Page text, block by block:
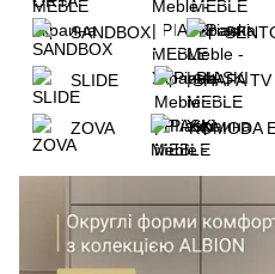
SANDBOX
SLIDE SHAFA TV
ZOVA KOMODA